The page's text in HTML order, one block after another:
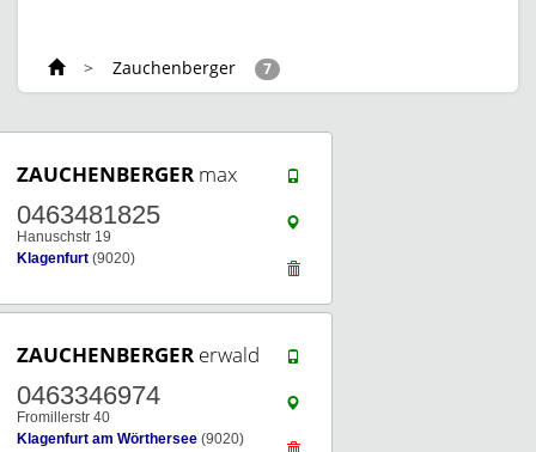
> Zauchenberger 7
ZAUCHENBERGER max
0463481825
Hanuschstr 19
Klagenfurt (9020)
ZAUCHENBERGER erwald
0463346974
Fromillerstr 40
Klagenfurt am Wörthersee (9020)